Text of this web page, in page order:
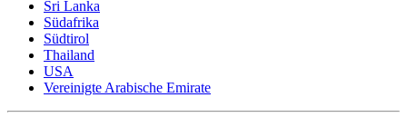
Sri Lanka
Südafrika
Südtirol
Thailand
USA
Vereinigte Arabische Emirate